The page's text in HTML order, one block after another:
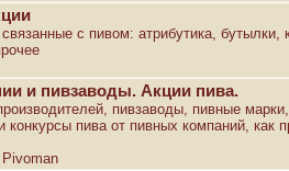
с пивом: атрибутика, бутылки,
и пивзаводы. Акции пива.
пивзаводы, пивные
конкурсы пива от пивных компаний, как
Pivoman